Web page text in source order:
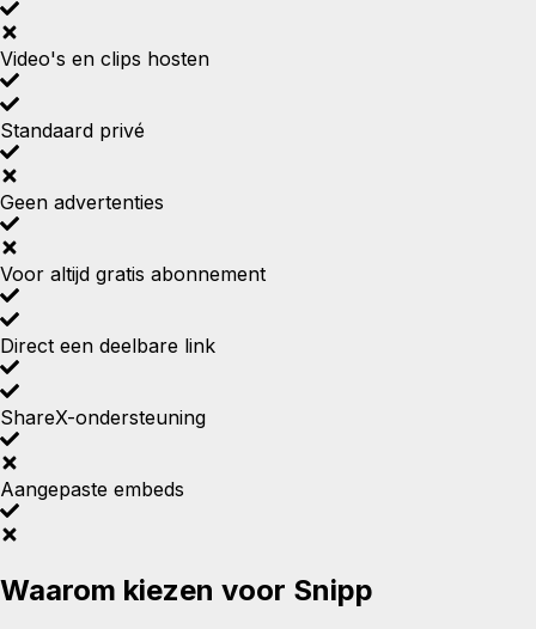
Video's en clips hosten
Standaard privé
Geen advertenties
Voor altijd gratis abonnement
Direct een deelbare link
ShareX-ondersteuning
Aangepaste embeds
Waarom kiezen voor Snipp